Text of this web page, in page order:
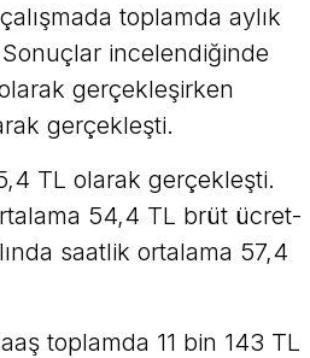
toplamda aylık
incelendiğinde
gerçekleşirken
gerçekleşti.
TL olarak gerçekleşti.
54,4 TL brüt ücret-
saatlik ortalama 57,4
toplamda 11 bin 143 TL